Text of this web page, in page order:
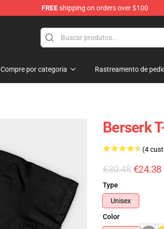
FREEshipping on orders over $100
Compre por categoria Rastreamento de
Berserk
(4
€30.48 €24.38
Type
Unisex
Color